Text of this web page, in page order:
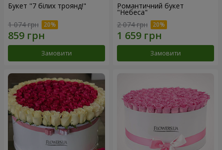
Букет "7 білих троянд!"
1 074 грн
Замовити
Романтичний букет
"Небеса"
2 074 грн
Замовити